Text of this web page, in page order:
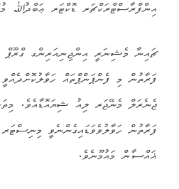
އިންފްރާސްޓްރަކްޗަރ ޑޮކްޓަރ ޢަބްދުﷲ
ޗައިނާ މެޝިނަރީ އިންޖިނިއަރިންގ ގްރޫޕް
ފަރާތުން މި ފެންޕަންޕްތައް
ޖެނެރަލް މެނޭޖަރ ލިއު ޝިޔައޮޑާއެވެ.
ފަރާތުން ހަވާލުވެވަޑައިގެންނެވީ
ޣައްސާން މައުމޫނެވެ.